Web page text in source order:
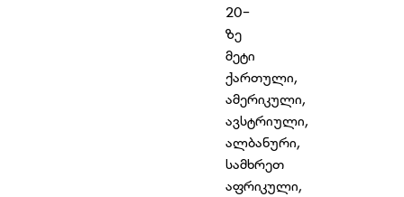
20-
ზე
მეტი
ქართული,
ამერიკული,
ავსტრიული,
ალბანური,
სამხრეთ
აფრიკული,